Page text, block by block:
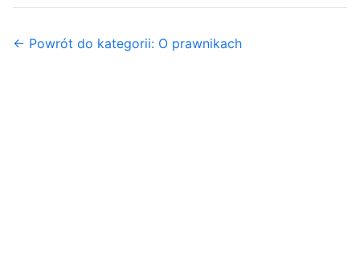
← Powrót do kategorii: O prawnikach